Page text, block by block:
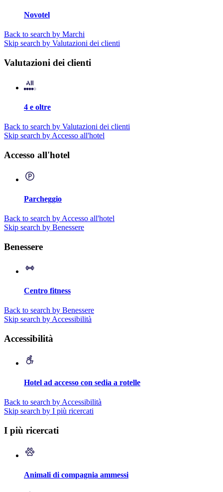
Novotel
Back to search by Marchi
Skip search by Valutazioni dei clienti
Valutazioni dei clienti
4 e oltre
Back to search by Valutazioni dei clienti
Skip search by Accesso all'hotel
Accesso all'hotel
Parcheggio
Back to search by Accesso all'hotel
Skip search by Benessere
Benessere
Centro fitness
Back to search by Benessere
Skip search by Accessibilità
Accessibilità
Hotel ad accesso con sedia a rotelle
Back to search by Accessibilità
Skip search by I più ricercati
I più ricercati
Animali di compagnia ammessi